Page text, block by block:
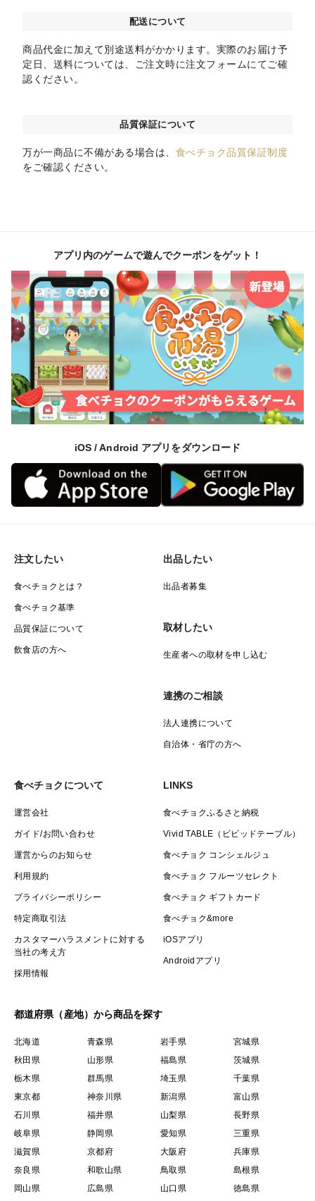
配送について
商品代金に加えて別途送料がかかります。実際のお届け予
定日、送料については、ご注文時に注文フォームにてご確
認ください。
品質保証について
万が一商品に不備がある場合は、 食べチョク品質保証制度
をご確認ください。
アプリ内のゲームで遊んでクーポンをゲット！
iOS / Android アプリをダウンロード
注文したい
食べチョクとは？
食べチョク基準
品質保証について
飲食店の方へ
出品したい
出品者募集
取材したい
生産者への取材を申し込む
連携のご相談
法人連携について
自治体・省庁の方へ
食べチョクについて
運営会社
ガイド/お問い合わせ
運営からのお知らせ
利用規約
プライバシーポリシー
特定商取引法
カスタマーハラスメントに対する
当社の考え方
採用情報
LINKS
食べチョクふるさと納税
Vivid TABLE（ビビッドテーブル）
食べチョク コンシェルジュ
食べチョク フルーツセレクト
食べチョク ギフトカード
食べチョク&more
iOSアプリ
Androidアプリ
都道府県（産地）から商品を探す
北海道 青森県 岩手県
宮城県
秋田県
山形県 福島県
茨城県
栃木県
群馬県 埼玉県
千葉県
東京都
神奈川県 新潟県
富山県
石川県
福井県 山梨県
長野県
岐阜県
静岡県 愛知県
三重県
滋賀県
京都府 大阪府
兵庫県
奈良県
和歌山県 鳥取県
島根県
岡山県
広島県 山口県 徳島県